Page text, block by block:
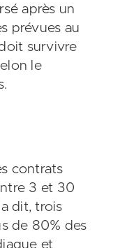
après un
prévues au
doit survivre
le
contrats
3 et 30
dit, trois
de 80% des
et